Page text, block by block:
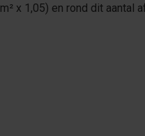
x 1,05) en rond dit aantal